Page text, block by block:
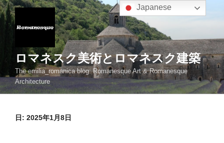
コ
ン
ス
キ
ロマネスク美術とロマネスク建築
The emilia_romanica blog: Romanesque Art & Romanesque
Architecture
日: 2025年1月8日
Japanese